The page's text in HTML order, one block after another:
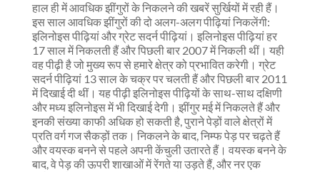
हाल ही में आवधिक झींगुरों के निकलने की खबरें सुर्खियों में रही हैं।
इस साल आवधिक झींगुरों की दो अलग-अलग पीढ़ियां निकलेंगी:
इलिनोइस पीढ़ियां और ग्रेट सदर्न पीढ़ियां। इलिनोइस पीढ़ियां हर
17 साल में निकलती हैं और पिछली बार 2007 में निकली थीं। यही
वह पीढ़ी है जो मुख्य रूप से हमारे क्षेत्र को प्रभावित करेगी। ग्रेट
सदर्न पीढ़ियां 13 साल के चक्र पर चलती हैं और पिछली बार 2011
में दिखाई दी थीं। यह पीढ़ी इलिनोइस पीढ़ियों के साथ-साथ दक्षिणी
और मध्य इलिनोइस में भी दिखाई देगी। झींगुर मई में निकलते हैं और
इनकी संख्या काफी अधिक हो सकती है, पुराने पेड़ों वाले क्षेत्रों में
प्रति वर्ग गज सैकड़ों तक। निकलने के बाद, निम्फ पेड़ पर चढ़ते हैं
और वयस्क बनने से पहले अपनी केंचुली उतारते हैं। वयस्क बनने के
बाद, वे पेड़ की ऊपरी शाखाओं में रेंगते या उड़ते हैं, और नर एक